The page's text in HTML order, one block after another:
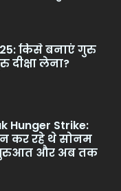
किसे बनाएं गुरु
दीक्षा लेना?
Hunger Strike:
कर रहे थे सोनम
और अब तक